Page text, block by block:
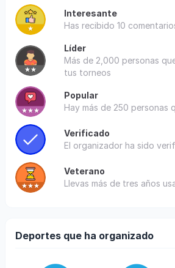
Interesante
Has recibido 10
Líder
Más de 2,000 personas
tus torneos
Popular
Hay más de 250 personas
Verificado
El organizador ha sido
Veterano
Llevas más de tres años
Deportes que ha organizado